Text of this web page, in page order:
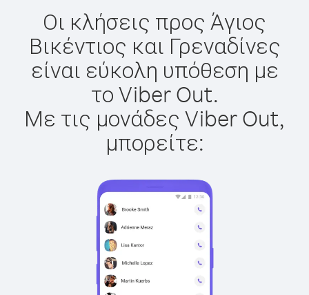
Οι κλήσεις προς Άγιος
Βικέντιος και Γρεναδίνες
είναι εύκολη υπόθεση με
το Viber Out.
Με τις μονάδες Viber Out,
μπορείτε: